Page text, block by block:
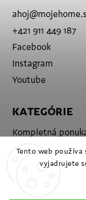
Tento web používa
vyjadrujete
ahoj@
+421 911 449 187
Facebook
Instagram
Youtube
KATEGÓRIE
Kompletná
Značky